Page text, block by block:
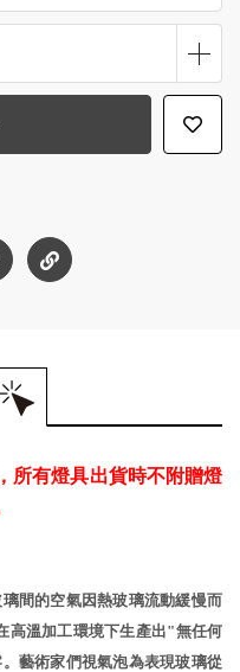
所有燈具出貨時不附贈燈
間的空氣因熱玻璃流動緩慢而
高溫加工環境下生產出"無任何
藝術家們視氣泡為表現玻璃從